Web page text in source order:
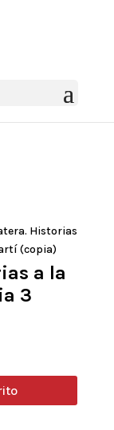
Historias
(copia)
a la
3